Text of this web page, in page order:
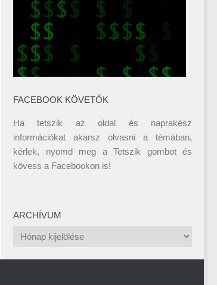
FACEBOOK KÖVETŐK
Ha tetszik az oldal és naprakész
információkat akarsz olvasni a témában,
kérlek, nyomd meg a Tetszik gombot és
kövess a Facebookon is!
ARCHÍVUM
Archívum